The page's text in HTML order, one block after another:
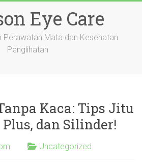
Eye Care
Perawatan Mata dan Kesehatan
Penglihatan
Kaca: Tips Jitu
dan Silinder!
Uncategorized